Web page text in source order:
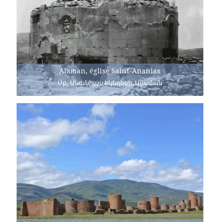
Alaman, église Saint-Ananias
Սբ. Անանիաս եկեղեցի, Ալաման